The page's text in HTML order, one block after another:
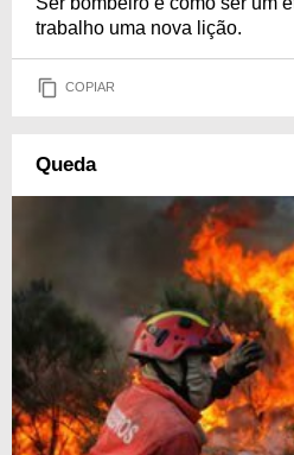
trabalho uma nova lição.
COPIAR
Queda